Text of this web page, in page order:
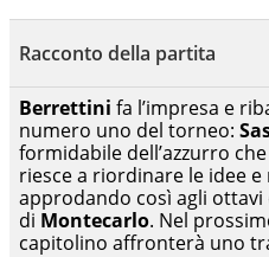
Racconto della partita
Berrettini fa l’impresa e
numero uno del torneo:
formidabile dell’azzurro
riesce a riordinare le idee
approdando così agli ottavi
di Montecarlo. Nel
capitolino affronterà uno